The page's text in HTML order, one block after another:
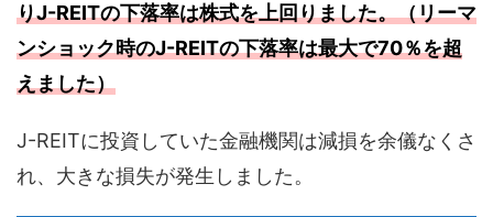
りJ-REITの下落率は株式を上回りました。（リーマ
ンショック時のJ-REITの下落率は最大で70％を超
えました）
J-REITに投資していた金融機関は減損を余儀なくさ
れ、大きな損失が発生しました。